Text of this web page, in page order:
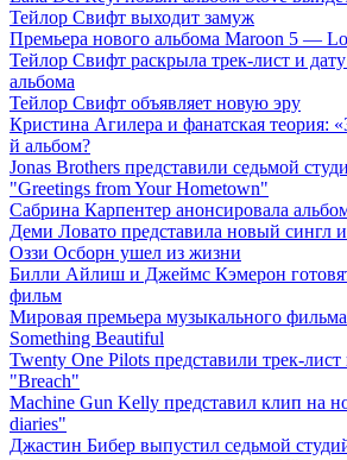
Тейлор Свифт выходит замуж
Премьера нового альбома Maroon 5 —
Тейлор Свифт раскрыла трек-лист и
альбома
Тейлор Свифт объявляет новую эру
Кристина Агилера и фанатская теория:
й альбом?
Jonas Brothers представили седьмой
"Greetings from Your Hometown"
Сабрина Карпентер анонсировала
Деми Ловато представила новый сингл
Оззи Осборн ушел из жизни
Билли Айлиш и Джеймс Кэмерон
фильм
Мировая премьера музыкального
Something Beautiful
Twenty One Pilots представили трек-лист
"Breach"
Machine Gun Kelly представил клип на
diaries"
Джастин Бибер выпустил седьмой